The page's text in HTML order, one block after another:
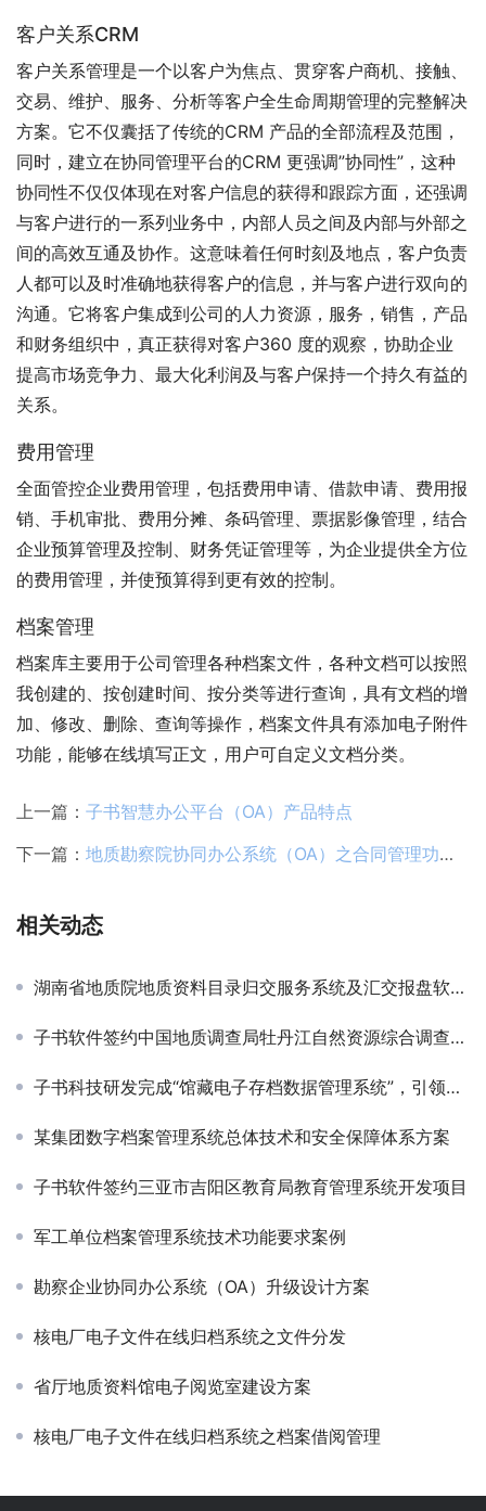
客户关系CRM
客户关系管理是一个以客户为焦点、贯穿客户商机、接触、
交易、维护、服务、分析等客户全生命周期管理的完整解决
方案。它不仅囊括了传统的CRM 产品的全部流程及范围，
同时，建立在协同管理平台的CRM 更强调”协同性”，这种
协同性不仅仅体现在对客户信息的获得和跟踪方面，还强调
与客户进行的一系列业务中，内部人员之间及内部与外部之
间的高效互通及协作。这意味着任何时刻及地点，客户负责
人都可以及时准确地获得客户的信息，并与客户进行双向的
沟通。它将客户集成到公司的人力资源，服务，销售，产品
和财务组织中，真正获得对客户360 度的观察，协助企业
提高市场竞争力、最大化利润及与客户保持一个持久有益的
关系。
费用管理
全面管控企业费用管理，包括费用申请、借款申请、费用报
销、手机审批、费用分摊、条码管理、票据影像管理，结合
企业预算管理及控制、财务凭证管理等，为企业提供全方位
的费用管理，并使预算得到更有效的控制。
档案管理
档案库主要用于公司管理各种档案文件，各种文档可以按照
我创建的、按创建时间、按分类等进行查询，具有文档的增
加、修改、删除、查询等操作，档案文件具有添加电子附件
功能，能够在线填写正文，用户可自定义文档分类。
上一篇： 子书智慧办公平台（OA）产品特点
下一篇： 地质勘察院协同办公系统（OA）之合同管理功能案例
相关动态
湖南省地质院地质资料目录归交服务系统及汇交报盘软件升级、大屏展示系统项目顺利通过验收
子书软件签约中国地质调查局牡丹江自然资源综合调查中心地质资料管理系统建设项目
子书科技研发完成“馆藏电子存档数据管理系统”，引领地质资料信息化管理新时代
某集团数字档案管理系统总体技术和安全保障体系方案
子书软件签约三亚市吉阳区教育局教育管理系统开发项目
军工单位档案管理系统技术功能要求案例
勘察企业协同办公系统（OA）升级设计方案
核电厂电子文件在线归档系统之文件分发
省厅地质资料馆电子阅览室建设方案
核电厂电子文件在线归档系统之档案借阅管理